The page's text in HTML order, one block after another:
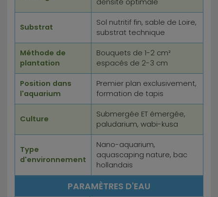
densité optimale
Substrat
Sol nutritif fin, sable de Loire,
substrat technique
Méthode de
plantation
Bouquets de 1-2 cm²
espacés de 2-3 cm
Position dans
l'aquarium
Premier plan exclusivement,
formation de tapis
Culture
Submergée ET émergée,
paludarium, wabi-kusa
Type
d'environnement
Nano-aquarium,
aquascaping nature, bac
hollandais
PARAMÈTRES D'EAU